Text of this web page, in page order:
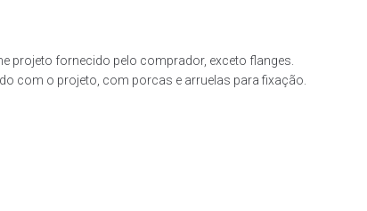
projeto fornecido pelo comprador, exceto flanges.
com o projeto, com porcas e arruelas para fixação.